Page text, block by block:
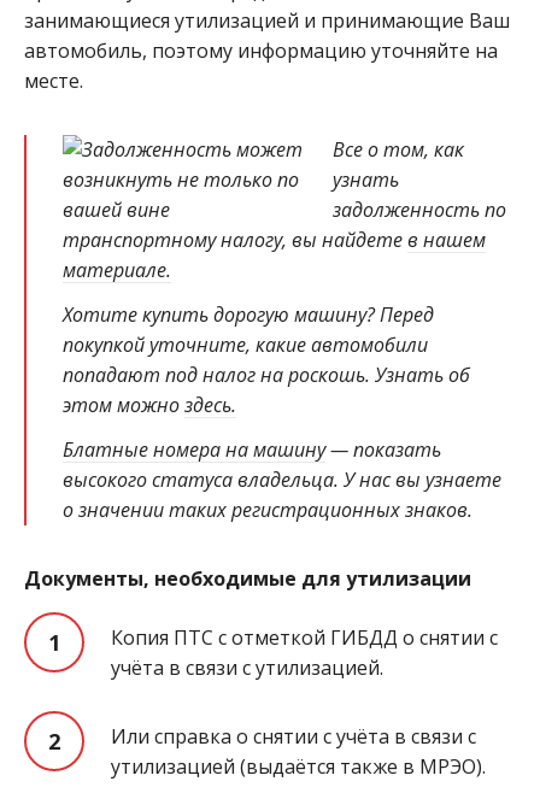
занимающиеся утилизацией и принимающие Ваш
автомобиль, поэтому информацию уточняйте на
месте.
Все о том, как
узнать
задолженность по
транспортному налогу, вы найдетев нашем
материале.
Хотите купить дорогую машину? Перед
покупкой уточните, какие автомобили
попадают под налог на роскошь. Узнать об
этом можноздесь.
Блатные номера на машину— показать
высокого статуса владельца. У нас вы узнаете
о значении таких регистрационных знаков.
Документы, необходимые для утилизации
Копия ПТС с отметкой ГИБДД о снятии с
учёта в связи с утилизацией.
Или справка о снятии с учёта в связи с
утилизацией (выдаётся также в МРЭО).